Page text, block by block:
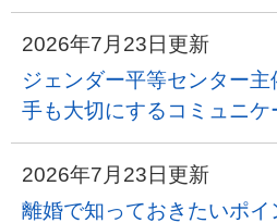
2026年7月23日更新
ジェンダー平等センター
手も大切にするコミュニケ
2026年7月23日更新
離婚で知っておきたいポイ